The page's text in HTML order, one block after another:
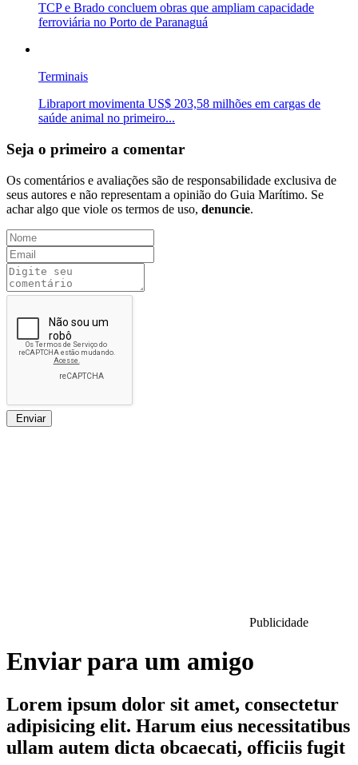
TCP e Brado concluem obras que ampliam capacidade
ferroviária no Porto de Paranaguá
Terminais
Libraport movimenta US$ 203,58 milhões em cargas de
saúde animal no primeiro...
Seja o primeiro a comentar
Os comentários e avaliações são de responsabilidade exclusiva de
seus autores e não representam a opinião do Guia Marítimo. Se
achar algo que viole os termos de uso, denuncie.
Enviar
Publicidade
Enviar para um amigo
Lorem ipsum dolor sit amet, consectetur
adipisicing elit. Harum eius necessitatibus
ullam autem dicta obcaecati, officiis fugit